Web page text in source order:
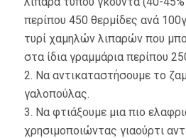
περίπου 450 θερμίδες ανά
τυρί χαμηλών λιπαρών που
στα ίδια γραμμάρια περίπου
2. Να αντικαταστήσουμε το
γαλοπούλας.
3. Να φτιάξουμε μια πιο
χρησιμοποιώντας γιαούρτι